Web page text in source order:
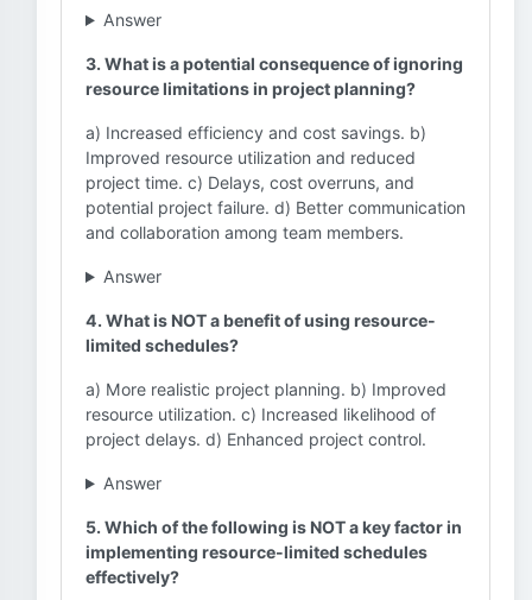
Answer
3. What is a potential consequence of ignoring
resource limitations in project planning?
a) Increased efficiency and cost savings. b)
Improved resource utilization and reduced
project time. c) Delays, cost overruns, and
potential project failure. d) Better communication
and collaboration among team members.
Answer
4. What is NOT a benefit of using resource-
limited schedules?
a) More realistic project planning. b) Improved
resource utilization. c) Increased likelihood of
project delays. d) Enhanced project control.
Answer
5. Which of the following is NOT a key factor in
implementing resource-limited schedules
effectively?